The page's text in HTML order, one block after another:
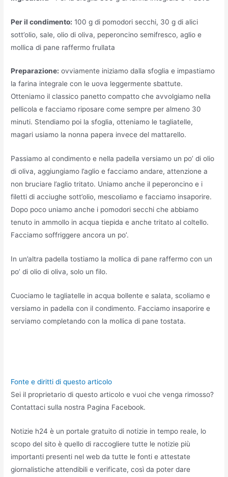
Per il condimento: 100 g di pomodori secchi, 30 g di alici
sott’olio, sale, olio di oliva, peperoncino semifresco, aglio e
mollica di pane raffermo frullata
Preparazione: ovviamente iniziamo dalla sfoglia e impastiamo
la farina integrale con le uova leggermente sbattute.
Otteniamo il classico panetto compatto che avvolgiamo nella
pellicola e facciamo riposare come sempre per almeno 30
minuti. Stendiamo poi la sfoglia, otteniamo le tagliatelle,
magari usiamo la nonna papera invece del mattarello.
Passiamo al condimento e nella padella versiamo un po’ di olio
di oliva, aggiungiamo l’aglio e facciamo andare, attenzione a
non bruciare l’aglio tritato. Uniamo anche il peperoncino e i
filetti di acciughe sott’olio, mescoliamo e facciamo insaporire.
Dopo poco uniamo anche i pomodori secchi che abbiamo
tenuto in ammollo in acqua tiepida e anche tritato al coltello.
Facciamo soffriggere ancora un po’.
In un’altra padella tostiamo la mollica di pane raffermo con un
po’ di olio di oliva, solo un filo.
Cuociamo le tagliatelle in acqua bollente e salata, scoliamo e
versiamo in padella con il condimento. Facciamo insaporire e
serviamo completando con la mollica di pane tostata.
Fonte e diritti di questo articolo
Sei il proprietario di questo articolo e vuoi che venga rimosso?
Contattaci sulla nostra Pagina Facebook.
Notizie h24 è un portale gratuito di notizie in tempo reale, lo
scopo del sito è quello di raccogliere tutte le notizie più
importanti presenti nel web da tutte le fonti e attestate
giornalistiche attendibili e verificate, così da poter dare